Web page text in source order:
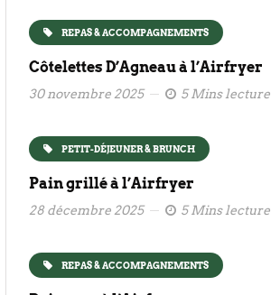
REPAS & ACCOMPAGNEMENTS
Côtelettes D’Agneau à l’Airfryer
30 novembre 2025 5 Mins lecture
PETIT-DÉJEUNER & BRUNCH
Pain grillé à l’Airfryer
28 décembre 2025 5 Mins lecture
REPAS & ACCOMPAGNEMENTS